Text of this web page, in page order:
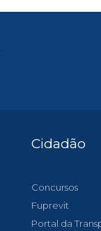
Cidadão
Concursos
Fuprevit
Portal da